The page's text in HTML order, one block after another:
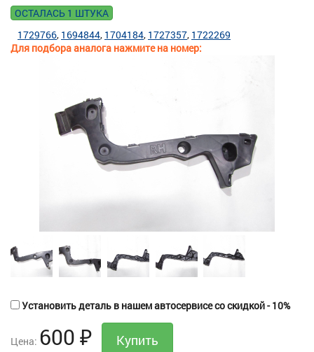
ОСТАЛАСЬ 1 ШТУКА
Для подбора аналога нажмите на номер:
1729766 1694844 1704184 1727357 1722269
Установить деталь в нашем автосервисе со скидкой - 10%
Цена: 600 ₽